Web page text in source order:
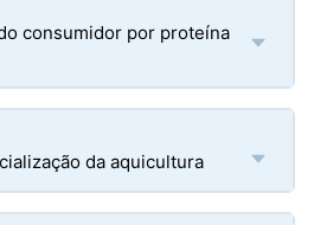
consumidor por proteína
da aquicultura